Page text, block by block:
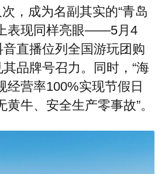
，成为名副其实的“青岛
表现同样亮眼——5月4
音直播位列全国游玩团购
品牌号召力。同时，“海
经营率100%实现节假日
黄牛、安全生产零事故”。